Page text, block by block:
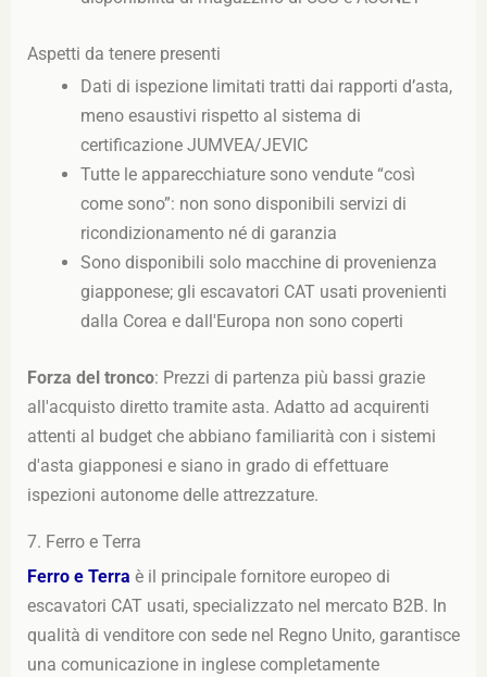
Aspetti da tenere presenti
Dati di ispezione limitati tratti dai rapporti d’asta,
meno esaustivi rispetto al sistema di
certificazione JUMVEA/JEVIC
Tutte le apparecchiature sono vendute “così
come sono”: non sono disponibili servizi di
ricondizionamento né di garanzia
Sono disponibili solo macchine di provenienza
giapponese; gli escavatori CAT usati provenienti
dalla Corea e dall'Europa non sono coperti
Forza del tronco: Prezzi di partenza più bassi grazie
all'acquisto diretto tramite asta. Adatto ad acquirenti
attenti al budget che abbiano familiarità con i sistemi
d'asta giapponesi e siano in grado di effettuare
ispezioni autonome delle attrezzature.
7. Ferro e Terra
Ferro e Terra è il principale fornitore europeo di
escavatori CAT usati, specializzato nel mercato B2B. In
qualità di venditore con sede nel Regno Unito, garantisce
una comunicazione in inglese completamente